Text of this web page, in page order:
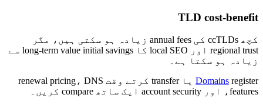
TLD cost-benefit
کچھ ccTLDs کی annual fees زیادہ ہو سکتی ہیں، مگر
regional trust اور local SEO کا long-term value initial savings سے
زیادہ ہو سکتا ہے۔
Domains
register یا transfer کرتے وقت renewal pricing، DNS
features، اور account security ایک ساتھ compare کریں۔